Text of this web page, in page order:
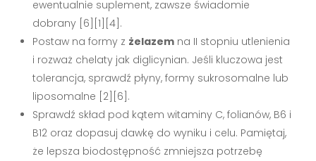
ewentualnie suplement, zawsze świadomie
dobrany [6][1][4].
Postaw na formy z żelazem na II stopniu utlenienia
i rozważ chelaty jak diglicynian. Jeśli kluczowa jest
tolerancja, sprawdź płyny, formy sukrosomalne lub
liposomalne [2][6].
Sprawdź skład pod kątem witaminy C, folianów, B6 i
B12 oraz dopasuj dawkę do wyniku i celu. Pamiętaj,
że lepsza biodostępność zmniejsza potrzebę